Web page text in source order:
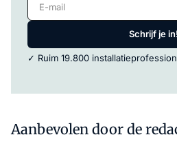
Schrijf je in!
✓ Ruim 19.800
Aanbevolen door de